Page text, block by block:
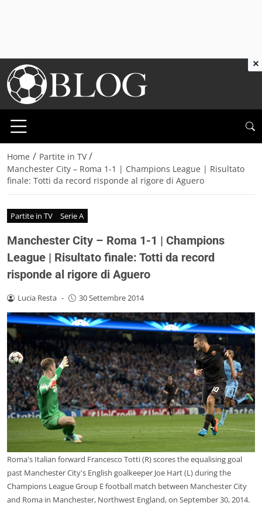
Home / Partite in TV /
Manchester City – Roma 1-1 | Champions League | Risultato
finale: Totti da record risponde al rigore di Aguero
Partite in TV Serie A
Manchester City – Roma 1-1 | Champions
League | Risultato finale: Totti da record
risponde al rigore di Aguero
Lucia Resta - 30 Settembre 2014
Roma's Italian forward Francesco Totti (R) scores the equalising goal
past Manchester City's English goalkeeper Joe Hart (L) during the
Champions League Group E football match between Manchester City
and Roma in Manchester, Northwest England, on September 30, 2014.
×